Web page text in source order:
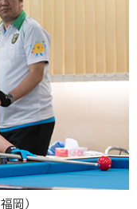
岡）